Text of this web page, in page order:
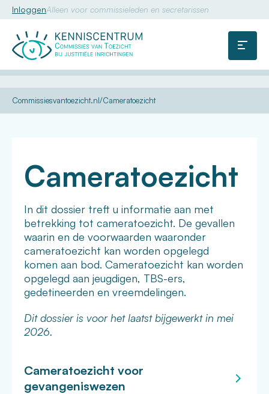
Commissie
Menu
InloggenAlleen voor commissieleden en secretarissen
U
hier:
Commissiesvantoezicht.nl
Kennis
Dossiers Cameratoezicht
Cameratoezicht
In dit dossier treft u informatie aan met
betrekking tot cameratoezicht. De gevallen
waarin en de voorwaarden waaronder
cameratoezicht kan worden opgelegd
komen aan bod. Cameratoezicht kan worden
opgelegd aan jeugdigen, TBS-ers,
gedetineerden en vreemdelingen.
Dit dossier is voor het laatst bijgewerkt in mei
2026.
Cameratoezicht voor
gevangeniswezen